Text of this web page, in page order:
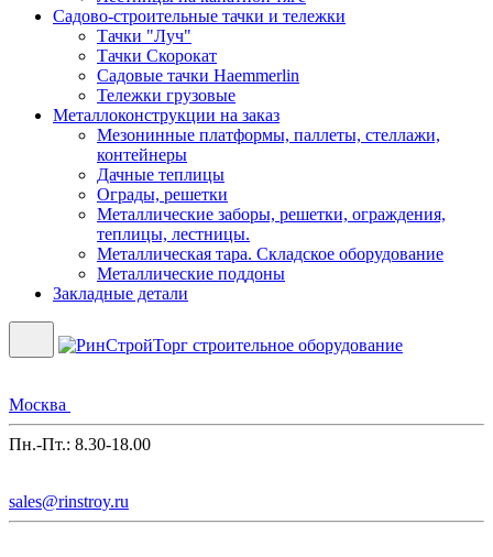
Садово-строительные тачки и тележки
Тачки "Луч"
Тачки Скорокат
Садовые тачки Haemmerlin
Тележки грузовые
Металлоконструкции на заказ
Мезонинные платформы, паллеты, стеллажи,
контейнеры
Дачные теплицы
Ограды, решетки
Металлические заборы, решетки, ограждения,
теплицы, лестницы.
Металлическая тара. Складское оборудование
Металлические поддоны
Закладные детали
Москва
Пн.-Пт.: 8.30-18.00
sales@rinstroy.ru